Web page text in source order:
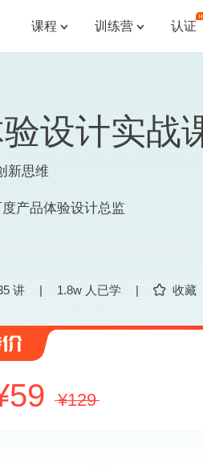
课程  训练营  认证
设计实战
新思维
产品体验设计总监
讲 | 1.8w 人已学 | 收藏
59 129